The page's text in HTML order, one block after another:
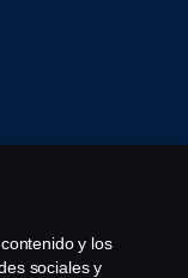
Tel:
y los
sociales y